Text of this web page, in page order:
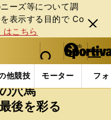
ーズ等について調
表⽰する⽬的で Co
はこちら
閉じ
る
web Sportiva (webスポルティーバ)
検索
マイペ
ー
ジ
メニュ
他競技 モーター フ
ンランドＣは２タイプの
穴馬
後を彩る